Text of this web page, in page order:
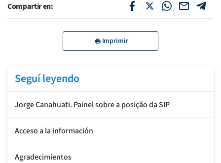
Compartir en:
Imprimir
Seguí leyendo
Jorge Canahuati. Painel sobre a posição da SIP
Acceso a la información
Agradecimientos